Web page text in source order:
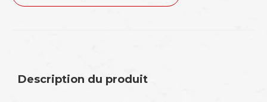
Description du produit